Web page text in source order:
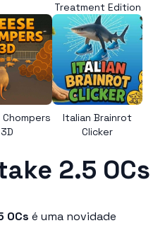
Treatment Edition
3D
Italian Brainrot
Clicker
2.5 OCs
OCs é uma novidade